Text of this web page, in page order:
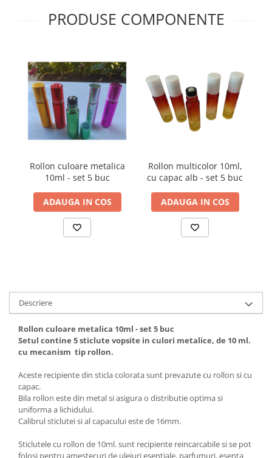
PRODUSE COMPONENTE
Rollon culoare metalica
10ml - set 5 buc
ADAUGA IN COS
Rollon multicolor 10ml,
cu capac alb - set 5 buc
ADAUGA IN COS
Descriere
Rollon culoare metalica 10ml - set 5 buc
Setul contine 5 sticlute vopsite in culori metalice, de 10 ml.
cu mecanism tip rollon.
Aceste recipiente din sticla colorata sunt prevazute cu rollon si cu
capac.
Bila rollon este din metal si asigura o distributie optima si
uniforma a lichidului.
Calibrul sticlutei si al capacului este de 16mm.
Sticlutele cu rollon de 10ml. sunt recipiente reincarcabile si se pot
folosi pentru amestecuri de uleiuri esentiale, parfumuri, esenta